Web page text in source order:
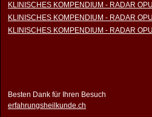
KLINISCHES KOMPENDIUM - RADAR
KLINISCHES KOMPENDIUM - RADAR
KLINISCHES KOMPENDIUM - RADAR
Besten Dank für Ihren Besuch
erfahrungsheilkunde.ch